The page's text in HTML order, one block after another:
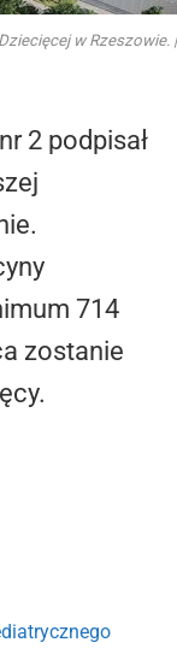
w Rzeszowie. |
2 podpisał
714
zostanie